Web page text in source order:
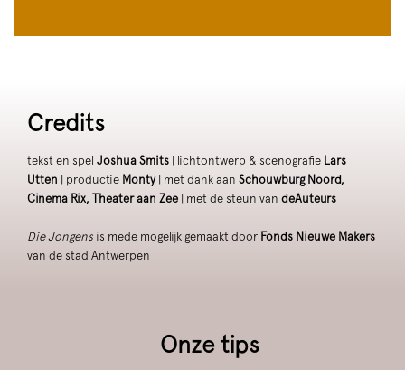
Credits
tekst en spel Joshua Smits | lichtontwerp & scenografie Lars
Utten
| productie Monty | met dank aan Schouwburg Noord,
Cinema Rix, Theater aan Zee
| met de steun van deAuteurs
Die Jongens is mede mogelijk gemaakt door Fonds Nieuwe Makers
van de stad Antwerpen
Onze tips